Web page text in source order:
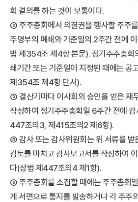
회 결의를 하는 것이 보통이다.
② 주주총회에서 의결권을 행사할 주주
주명부의 폐쇄와 기준일의 2주간 전에
법 제354조 제4항 본문). 정기주주총회
쇄기간 또는 기준일이 지정된 때에는 공
제354조 제4항 단서).
③ 결산기마다 이사회의 승인을 얻은 재
작성하여 정기주주총회일 6주간 전에 감
447조의3, 제415조의2 제6항).
④ 감사 또는 감사위원회는 위 서류를 받
검토를 마치고 감사보고서를 작성하여
다(상법 제447조의4 제1항).
⑤ 주주총회를 소집할 때에는 주주총회
게 서면으로 통지를 발송하거나 각 주주